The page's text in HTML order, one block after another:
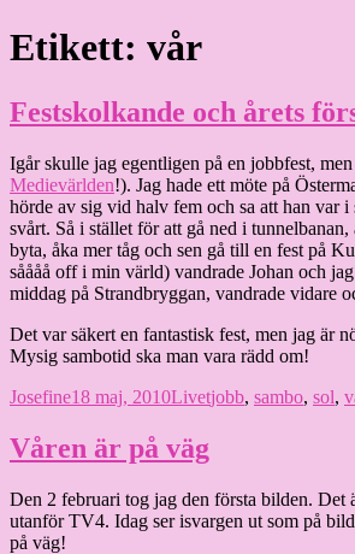
Hoppa
till
Granding.nu
Etikett: vår
Festskolkande och årets
Igår skulle jag egentligen på en jobbfest,
Medievärlden!). Jag hade ett möte på
hörde av sig vid halv fem och sa att han var i
svårt. Så i stället för att gå ned i
byta, åka mer tåg och sen gå till en fest på
såååå off i min värld) vandrade Johan och
middag på Strandbryggan, vandrade vidare
Det var säkert en fantastisk fest, men jag är
Mysig sambotid ska man vara rädd om!
Författare
JosefinePublicerat
18 maj, 2010Kategorier
LivetEtiketter
jobb, sambo, sol,
Våren är på väg
Den 2 februari tog jag den första bilden. Det
utanför TV4. Idag ser isvargen ut som på
på väg!